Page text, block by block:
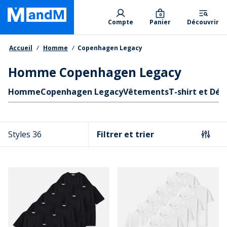
Skip
main
content
Primary departments
Compte Panier
0
Découvrir
Fil d'Ariane
Accueil Homme Copenhagen Legacy
Homme Copenhagen Legacy
Liens rapides
HommeCopenhagen LegacyVêtementsT-shirt et
Styles 36 Filtrer et trier